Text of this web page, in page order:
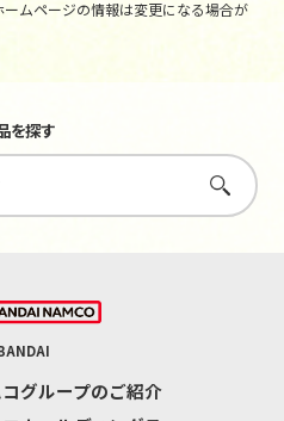
ムページの情報は変更になる場合が
を探す
さがす
グループのご紹介